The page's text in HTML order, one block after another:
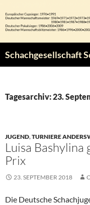
Inhalt
springen
Schachgesellschaft
Tagesarchiv: 23.
JUGEND,TURNIERE
Luisa
Prix
23. SEPTEMBER 2018
Die Deutsche